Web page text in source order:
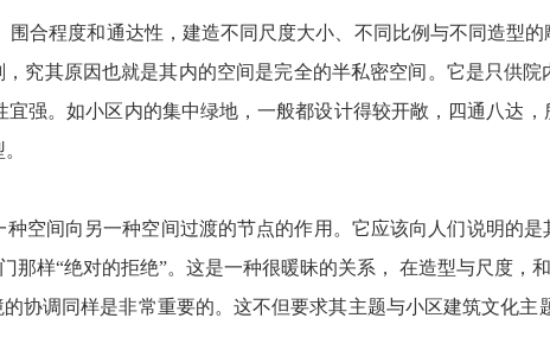
合程度和通达性，建造不同尺度大小、不同比例与不同造型
究其原因也就是其内的空间是完全的半私密空间。它是只供
强。如小区内的集中绿地，一般都设计得较开敞，四通八达
空间向另一种空间过渡的节点的作用。它应该向人们说明的
样“绝对的拒绝”。这是一种很暖昧的关系， 在造型与尺度，
协调同样是非常重要的。这不但要求其主题与小区建筑文化